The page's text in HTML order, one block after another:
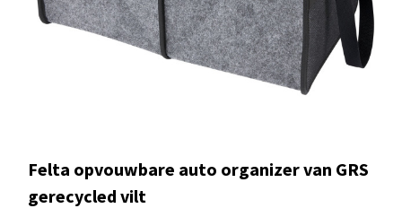
Felta opvouwbare auto organizer van GRS
gerecycled vilt